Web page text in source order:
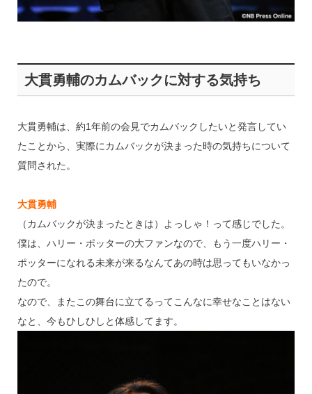
大貫勇輔のカムバックに対する気持ち
大貫勇輔は、約1年前の会見でカムバックしたいと発言してい
たことから、実際にカムバックが決まった時の気持ちについて
質問された。
大貫勇輔
（カムバックが決まったときは）よっしゃ！って感じでした。
僕は、ハリー・ポッターの大ファンなので、もう一度ハリー・
ポッターになれる未来が来るなんてあの時は思ってもいなかっ
たので。
なので、またこの舞台に立てるってこんなに幸せなことはない
なと、今もひしひしと体感してます。